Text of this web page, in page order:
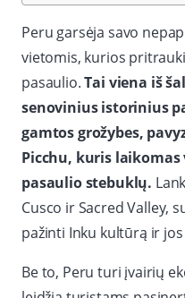
Peru garsėja savo
vietomis, kurios
pasaulio.Tai viena iš
senovinius istorinius
gamtos grožybes,
Picchu, kuris
pasaulio stebuklų.
Cusco ir Sacred Valley,
pažinti Inku kultūrą ir
Be to, Peru turi įvairių